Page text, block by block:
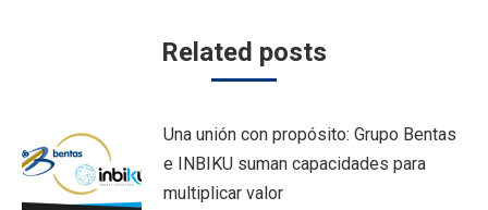
Related posts
Una unión con propósito: Grupo Bentas
e INBIKU suman capacidades para
multiplicar valor